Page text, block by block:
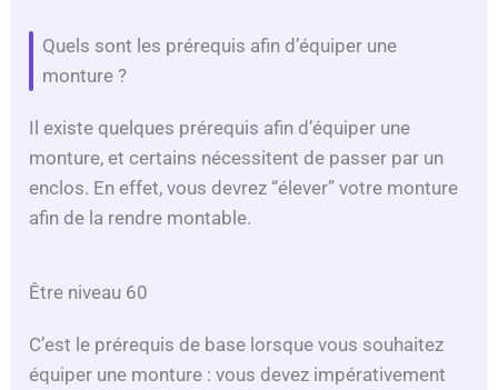
Quels sont les prérequis afin d’équiper une
monture ?
Il existe quelques prérequis afin d’équiper une
monture, et certains nécessitent de passer par un
enclos. En effet, vous devrez “élever” votre monture
afin de la rendre montable.
Être niveau 60
C’est le prérequis de base lorsque vous souhaitez
équiper une monture : vous devez impérativement